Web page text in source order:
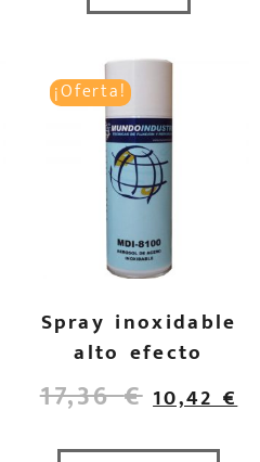
¡Oferta!
Spray inoxidable
alto efecto
17,36€ 10,42€